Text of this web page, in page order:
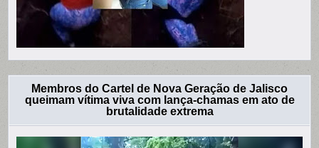
Membros do Cartel de Nova Geração de Jalisco
queimam vítima viva com lança-chamas em ato de
brutalidade extrema